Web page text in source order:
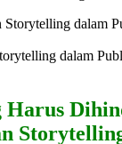
dalam
Harus